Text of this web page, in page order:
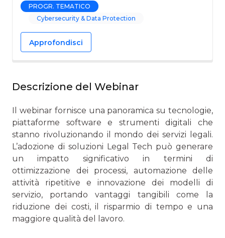
PROGR. TEMATICO
Cybersecurity & Data Protection
Approfondisci
Descrizione del Webinar
Il webinar fornisce una panoramica su tecnologie,
piattaforme software e strumenti digitali che
stanno rivoluzionando il mondo dei servizi legali.
L’adozione di soluzioni Legal Tech può generare
un impatto significativo in termini di
ottimizzazione dei processi, automazione delle
attività ripetitive e innovazione dei modelli di
servizio, portando vantaggi tangibili come la
riduzione dei costi, il risparmio di tempo e una
maggiore qualità del lavoro.